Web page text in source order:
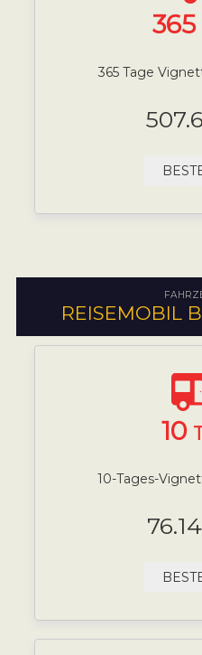
365
365 Tage
REISEMOBIL
10
10-Tages-